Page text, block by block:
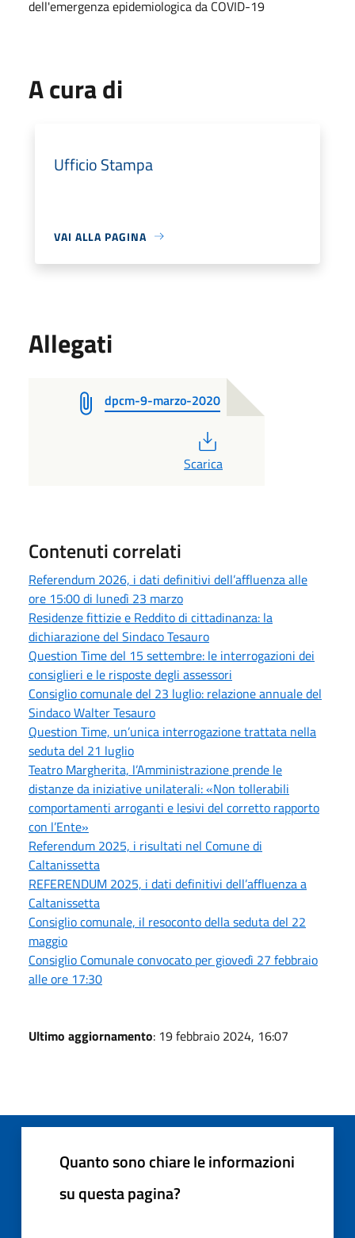
dell'emergenza epidemiologica da COVID-19
A cura di
Ufficio Stampa
VAI ALLA PAGINA
Allegati
dpcm-9-marzo-2020
Scarica
Contenuti correlati
Referendum 2026, i dati definitivi dell’affluenza alle
ore 15:00 di lunedì 23 marzo
Residenze fittizie e Reddito di cittadinanza: la
dichiarazione del Sindaco Tesauro
Question Time del 15 settembre: le interrogazioni dei
consiglieri e le risposte degli assessori
Consiglio comunale del 23 luglio: relazione annuale del
Sindaco Walter Tesauro
Question Time, un’unica interrogazione trattata nella
seduta del 21 luglio
Teatro Margherita, l’Amministrazione prende le
distanze da iniziative unilaterali: «Non tollerabili
comportamenti arroganti e lesivi del corretto rapporto
con l’Ente»
Referendum 2025, i risultati nel Comune di
Caltanissetta
REFERENDUM 2025, i dati definitivi dell’affluenza a
Caltanissetta
Consiglio comunale, il resoconto della seduta del 22
maggio
Consiglio Comunale convocato per giovedì 27 febbraio
alle ore 17:30
Ultimo aggiornamento: 19 febbraio 2024, 16:07
Quanto sono chiare le informazioni
su questa pagina?